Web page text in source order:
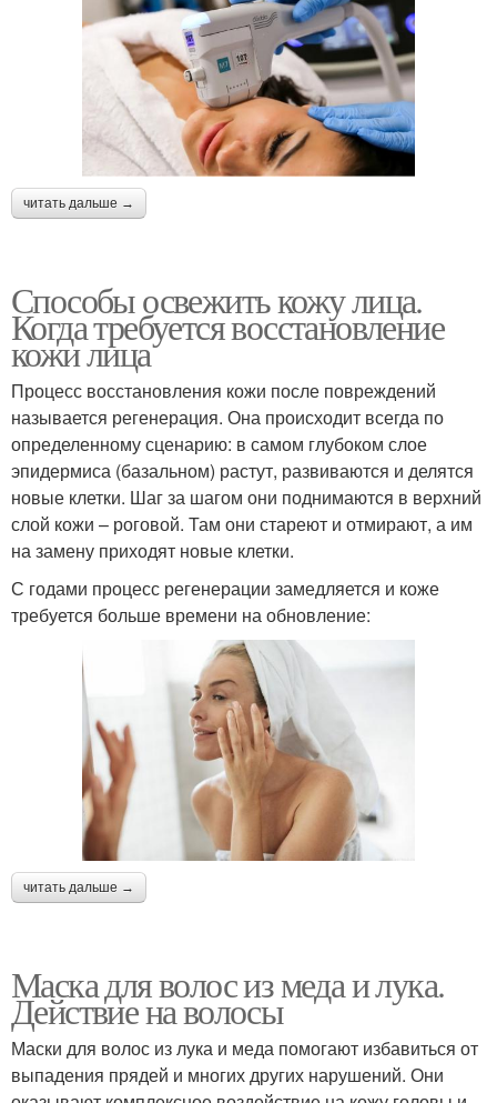
читать дальше →
Способы освежить кожу лица.
Когда требуется восстановление
кожи лица
Процесс восстановления кожи после повреждений
называется регенерация. Она происходит всегда по
определенному сценарию: в самом глубоком слое
эпидермиса (базальном) растут, развиваются и делятся
новые клетки. Шаг за шагом они поднимаются в верхний
слой кожи – роговой. Там они стареют и отмирают, а им
на замену приходят новые клетки.
С годами процесс регенерации замедляется и коже
требуется больше времени на обновление:
читать дальше →
Маска для волос из меда и лука.
Действие на волосы
Маски для волос из лука и меда помогают избавиться от
выпадения прядей и многих других нарушений. Они